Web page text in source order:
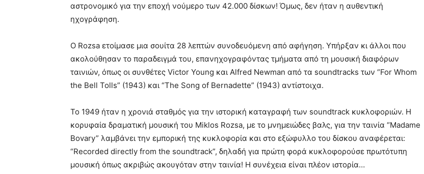
αστρονομικό για την εποχή νούμερο των 42.000 δίσκων! Όμως, δεν ήταν η αυθεντική
ηχογράφηση.
Ο Rozsa ετοίμασε μια σουίτα 28 λεπτών συνοδευόμενη από αφήγηση. Υπήρξαν κι άλλοι που
ακολούθησαν το παραδειγμά του, επανηχογραφόντας τμήματα από τη μουσική διαφόρων
ταινιών, όπως οι συνθέτες Victor Young και Alfred Newman από τα soundtracks των “For Whom
the Bell Tolls” (1943) και “The Song of Bernadette” (1943) αντίστοιχα.
To 1949 ήταν η χρονιά σταθμός για την ιστορική καταγραφή των soundtrack κυκλοφοριών. H
κορυφαία δραματική μουσική του Miklos Rozsa, με το μνημειώδες βαλς, για την ταινία “Madame
Bovary” λαμβάνει την εμπορική της κυκλοφορία και στο εξώφυλλο του δίσκου αναφέρεται:
“Recorded directly from the soundtrack”, δηλαδή για πρώτη φορά κυκλοφορούσε πρωτότυπη
μουσική όπως ακριβώς ακουγόταν στην ταινία! Η συνέχεια είναι πλέον ιστορία…